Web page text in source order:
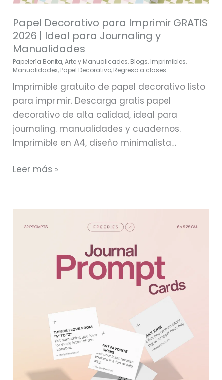
Papel Decorativo para Imprimir GRATIS
2026 | Ideal para Journaling y
Manualidades
Papelería Bonita,Arte y Manualidades, Blogs, Imprimibles,
Manualidades, Papel Decorativo, Regreso a clases
Imprimible gratuito de papel decorativo listo
para imprimir. Descarga gratis papel
decorativo de alta calidad, ideal para
journaling, manualidades y cuadernos.
Imprimible en A4, diseño minimalista…
Leer más »
GRATIS:
creativo
studywithart